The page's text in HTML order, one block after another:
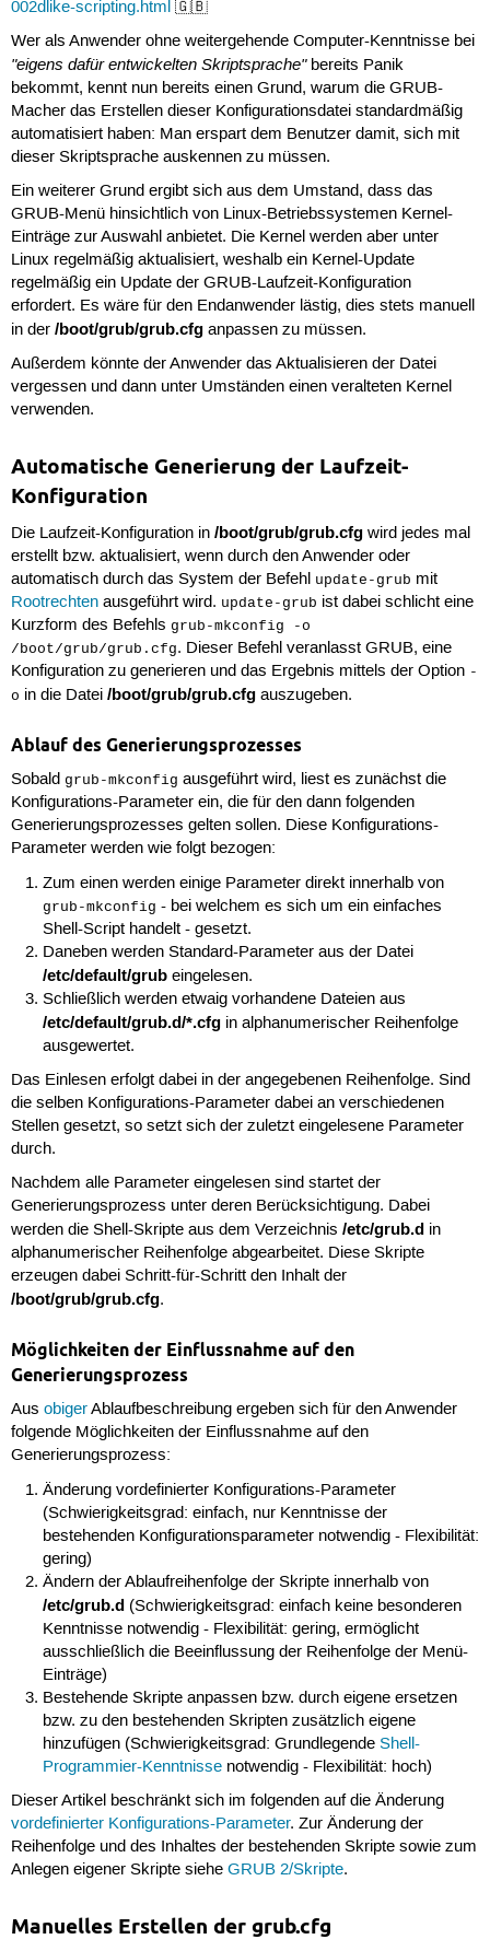
002dlike-scripting.html 🇬🇧
Wer als Anwender ohne weitergehende Computer-Kenntnisse bei
"eigens dafür entwickelten Skriptsprache"bereits Panik
bekommt, kennt nun bereits einen Grund, warum die GRUB-
Macher das Erstellen dieser Konfigurationsdatei standardmäßig
automatisiert haben: Man erspart dem Benutzer damit, sich mit
dieser Skriptsprache auskennen zu müssen.
Ein weiterer Grund ergibt sich aus dem Umstand, dass das
GRUB-Menü hinsichtlich von Linux-Betriebssystemen Kernel-
Einträge zur Auswahl anbietet. Die Kernel werden aber unter
Linux regelmäßig aktualisiert, weshalb ein Kernel-Update
regelmäßig ein Update der GRUB-Laufzeit-Konfiguration
erfordert. Es wäre für den Endanwender lästig, dies stets manuell
in der /boot/grub/grub.cfganpassen zu müssen.
Außerdem könnte der Anwender das Aktualisieren der Datei
vergessen und dann unter Umständen einen veralteten Kernel
verwenden.
Automatische Generierung der Laufzeit-
Konfiguration
Die Laufzeit-Konfiguration in /boot/grub/grub.cfgwird jedes mal
erstellt bzw. aktualisiert, wenn durch den Anwender oder
automatisch durch das System der Befehl update-grub mit
Rootrechtenausgeführt wird. update-grub ist dabei schlicht eine
Kurzform des Befehls grub-mkconfig -o
/boot/grub/grub.cfg. Dieser Befehl veranlasst GRUB, eine
Konfiguration zu generieren und das Ergebnis mittels der Option -
o in die Datei /boot/grub/grub.cfgauszugeben.
Ablauf des Generierungsprozesses
Sobald grub-mkconfig ausgeführt wird, liest es zunächst die
Konfigurations-Parameter ein, die für den dann folgenden
Generierungsprozesses gelten sollen. Diese Konfigurations-
Parameter werden wie folgt bezogen:
Zum einen werden einige Parameter direkt innerhalb von
grub-mkconfig - bei welchem es sich um ein einfaches
Shell-Script handelt - gesetzt.
Daneben werden Standard-Parameter aus der Datei
/etc/default/grub eingelesen.
Schließlich werden etwaig vorhandene Dateien aus
/etc/default/grub.d/*.cfg in alphanumerischer Reihenfolge
ausgewertet.
Das Einlesen erfolgt dabei in der angegebenen Reihenfolge. Sind
die selben Konfigurations-Parameter dabei an verschiedenen
Stellen gesetzt, so setzt sich der zuletzt eingelesene Parameter
durch.
Nachdem alle Parameter eingelesen sind startet der
Generierungsprozess unter deren Berücksichtigung. Dabei
werden die Shell-Skripte aus dem Verzeichnis /etc/grub.din
alphanumerischer Reihenfolge abgearbeitet. Diese Skripte
erzeugen dabei Schritt-für-Schritt den Inhalt der
/boot/grub/grub.cfg.
Möglichkeiten der Einflussnahme auf den
Generierungsprozess
Aus obigerAblaufbeschreibung ergeben sich für den Anwender
folgende Möglichkeiten der Einflussnahme auf den
Generierungsprozess:
Änderung vordefinierter Konfigurations-Parameter
(Schwierigkeitsgrad: einfach, nur Kenntnisse der
bestehenden Konfigurationsparameter notwendig - Flexibilität:
gering)
Ändern der Ablaufreihenfolge der Skripte innerhalb von
/etc/grub.d (Schwierigkeitsgrad: einfach keine besonderen
Kenntnisse notwendig - Flexibilität: gering, ermöglicht
ausschließlich die Beeinflussung der Reihenfolge der Menü-
Einträge)
Bestehende Skripte anpassen bzw. durch eigene ersetzen
bzw. zu den bestehenden Skripten zusätzlich eigene
hinzufügen (Schwierigkeitsgrad: GrundlegendeShell-
Programmier-Kenntnisse notwendig - Flexibilität: hoch)
Dieser Artikel beschränkt sich im folgenden auf die Änderung
vordefinierter Konfigurations-Parameter. Zur Änderung der
Reihenfolge und des Inhaltes der bestehenden Skripte sowie zum
Anlegen eigener Skripte siehe GRUB 2/Skripte.
Manuelles Erstellen der grub.cfg